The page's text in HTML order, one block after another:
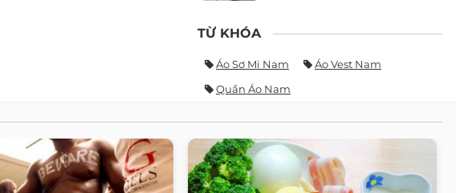
TỪ KHÓA
Áo Sơ Mi Nam
Áo Vest Nam
Quần Áo Nam